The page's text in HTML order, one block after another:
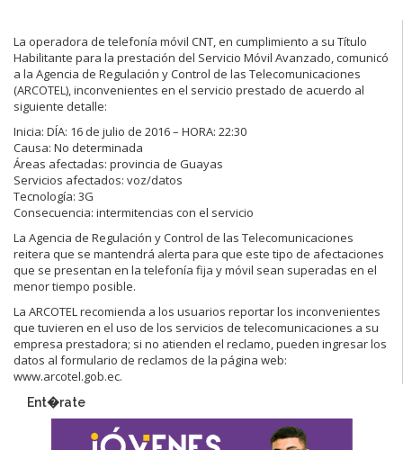
La operadora de telefonía móvil CNT, en cumplimiento a su Título
Habilitante para la prestación del Servicio Móvil Avanzado, comunicó
a la Agencia de Regulación y Control de las Telecomunicaciones
(ARCOTEL), inconvenientes en el servicio prestado de acuerdo al
siguiente detalle:
Inicia: DÍA: 16 de julio de 2016 – HORA: 22:30
Causa: No determinada
Áreas afectadas: provincia de Guayas
Servicios afectados: voz/datos
Tecnología: 3G
Consecuencia: intermitencias con el servicio
La Agencia de Regulación y Control de las Telecomunicaciones
reitera que se mantendrá alerta para que este tipo de afectaciones
que se presentan en la telefonía fija y móvil sean superadas en el
menor tiempo posible.
La ARCOTEL recomienda a los usuarios reportar los inconvenientes
que tuvieren en el uso de los servicios de telecomunicaciones a su
empresa prestadora; si no atienden el reclamo, pueden ingresar los
datos al formulario de reclamos de la página web:
www.arcotel.gob.ec.
Ent�rate